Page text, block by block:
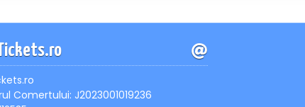
Comertului: J2023001019236